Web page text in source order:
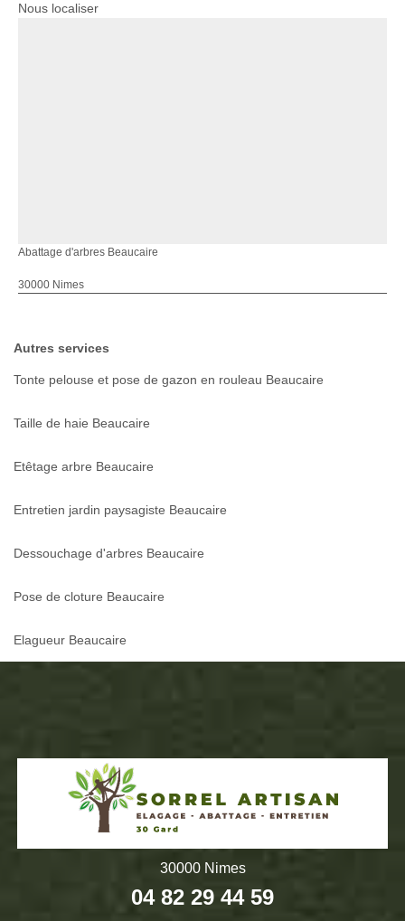
Nous localiser
Abattage d'arbres Beaucaire
30000 Nimes
Autres services
Tonte pelouse et pose de gazon en rouleau Beaucaire
Taille de haie Beaucaire
Etêtage arbre Beaucaire
Entretien jardin paysagiste Beaucaire
Dessouchage d'arbres Beaucaire
Pose de cloture Beaucaire
Elagueur Beaucaire
30000 Nimes
04 82 29 44 59